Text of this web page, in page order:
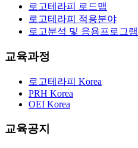
로고테라피 로드맵
로고테라피 적용분야
로고분석 및 응용프로그램
교육과정
로고테라피 Korea
PRH Korea
OEI Korea
교육공지